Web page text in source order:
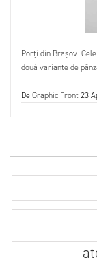
Porți din Brașov.
două variante de
DeGraphic Front23